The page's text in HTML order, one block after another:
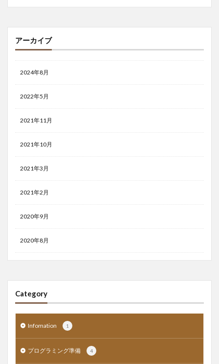
アーカイブ
2024年8月
2022年5月
2021年11月
2021年10月
2021年3月
2021年2月
2020年9月
2020年8月
Category
Infomation 1
プログラミング準備 4